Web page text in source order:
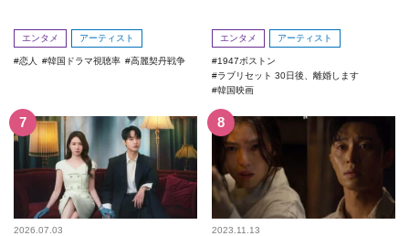
エンタメ アーティスト
恋人 韓国ドラマ視聴率 高麗契丹戦争
エンタメ アーティスト
1947ボストン
ラブリセット 30日後、離婚します
韓国映画
2026.07.03 2023.11.13